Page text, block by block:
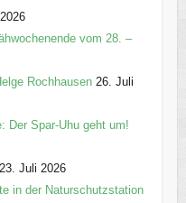
vom 28. –
Rochhausen 26. Juli
Der Spar-Uhu geht um!
23. Juli 2026
in der Naturschutzstation